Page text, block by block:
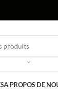
A PROPOS DE